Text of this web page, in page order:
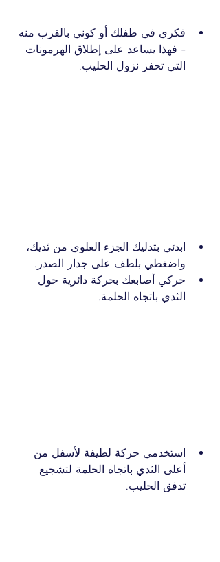
فكري في طفلك أو كوني بالقرب منه
- فهذا يساعد على إطلاق الهرمونات
التي تحفز نزول الحليب.
ابدئي بتدليك الجزء العلوي من ثديك،
واضغطي بلطف على جدار الصدر.
حركي أصابعك بحركة دائرية حول
الثدي باتجاه الحلمة.
استخدمي حركة لطيفة لأسفل من
أعلى الثدي باتجاه الحلمة لتشجيع
تدفق الحليب.